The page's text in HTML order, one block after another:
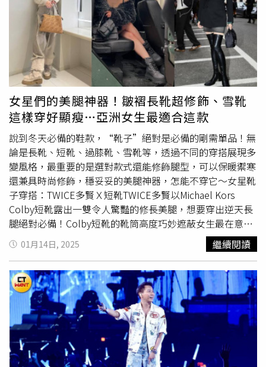
佳，滴在頭皮上按摩幾下就迅速被吸收，沒有黏膩負擔。這
款精華主打從髮根強健髮絲，幫助穩定髮根。同時，使用者
普遍反映頭髮洗後吹乾更感覺豐盈蓬鬆，每天洗髮後將頭髮
分區，在乾爽頭皮上滴幾滴精華並按摩，讓植物養分深入滋
養頭皮，讓沉睡的髮根有活力，日積月累秀髮自然更加豐厚
亮澤。HAIR RITUEL賦活重升髮精華60ml／6,200元。（圖
／品牌提供）春天是養髮黃金期，「濃密洗髮精」同步加強
髮根防護想要讓髮量管理更有感，洗髮產品的選擇同樣不可
忽視。春季氣溫宜人，正是頭皮最活躍的時期，被稱為「養
髮黃金期」。落髮權威曾德朋醫師提醒，不當的洗髮精可能
過度刺激頭皮，造成髮根不穩，反而讓落髮問題雪上加霜。
他特別推薦的就是同系列的HAIR RITUEL by Sisley 賦活重
升濃密洗髮精。這款洗髮精延續Sisley植物美容專業，採用
植物性界面活性劑，能溫和清潔髮肌，同時為髮根注入活
力。Hair Rituel 獨家配方深入調理頭皮與髮絲雙重困擾，搭
配每日使用的精華，加乘打造更穩定的髮量狀態。從洗髮的
第一步就開始有效打底，是春季想把握髮際線保養的絕佳搭
檔。HAIR RITUEL賦活重升濃密洗髮精200ml／2,450元。
（圖／品牌提供）從現在開始，與髮量焦慮說再見髮際線焦
慮不該成為壓力的來源，而是提醒我們重新審視髮肌狀態的
起點。無論你是剛開始發現髮際線變化、還是想要日常穩定
保養，重視從「頭」開始的自我照顧，髮量問題也將不再是
難以啟齒的煩惱，而是一段重新找回自信的風格進程。
一首《我不配》，以此紀念這段逝去的愛情，隔年周杰倫也
與昆凌攜手步入禮堂，雙方都有了美滿的歸宿。 侯佩岑日前
登上《乘風2025》時，談及當年會離開主播台，是因為自
己成了播報對象，「我播過我自己的新聞，我沒辦法再那麼
義正嚴詞地去講一個，我認為不是事實的報導了吧，你的故
事由你自己來說才是最準確的。」而侯佩岑請辭主播工作，
正好是2005年與周杰倫戀情曝光之際。
女星們的美腿神器！皺褶長靴超修飾、雪靴
這樣穿好顯瘦…亞洲女生最適合這款
說到冬天必備的鞋款，“靴子”絕對是必備的剛需單品！無
論是長靴、短靴、過膝靴、雪靴等，透過不同的穿搭展現多
變風格，最重要的是選對款式還能修飾腿型，可以保暖禦寒
還兼具時尚修飾，穩妥妥的美腿神器，怎能不穿它～女星靴
子穿搭：TWICE多賢Ｘ短靴TWICE多賢以Michael Kors
Colby短靴露出一雙令人驚豔的修長美腿，想要穿出逆天長
腿絕對必備！Colby短靴的靴筒高度巧妙遮蔽女生最在意的
小腿肚，加上三公分高的鞋跟，有助於拉長修飾腿部線條與
比例，特別適合亞洲女性，靴筒處以同系列包款的釦環設計
多賢IG）女星靴子穿搭：小S徐熙娣Ｘ及膝長靴小S徐熙娣以
兩套裙裝來搭配Michael Kors Luna及膝長靴妝點造型～毛
衣＋短裙甜美俏麗、或是黑色雪紡長洋裝帥氣摩登，通通非
常百搭，其皺褶靴身不只帶來前衛風格，更巧妙修飾腿型，
讓雙腿顯得筆直修長，打造時尚風格。（圖／品牌提供）女
星靴子穿搭：侯佩岑 Ｘ過膝長靴過膝長靴穿上真的時髦又帥
01月14日, 2025 繼續閱讀